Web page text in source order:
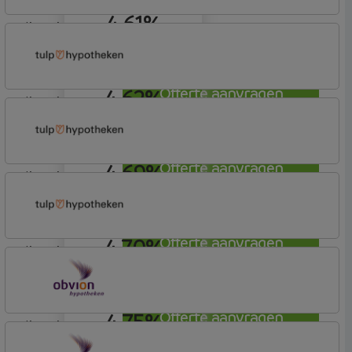
4,61%
Offerte aanvragen
lineair
4,62%
Offerte aanvragen
Allianz
lineair
4,69%
Offerte aanvragen
Tulp Compleet Hypotheken
lineair
4,70%
Offerte aanvragen
Tulp Compleet Hypotheken
lineair
4,75%
Tulp Hypotheken
Tulp Compleet Hypotheken
lineair
OBVION Hypotheken